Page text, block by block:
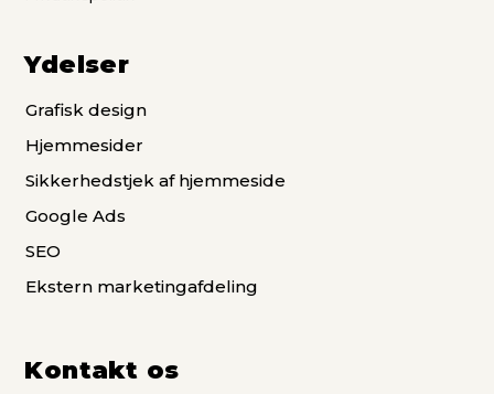
Ydelser
Grafisk design
Hjemmesider
Sikkerhedstjek af hjemmeside
Google Ads
SEO
Ekstern marketingafdeling
Kontakt os